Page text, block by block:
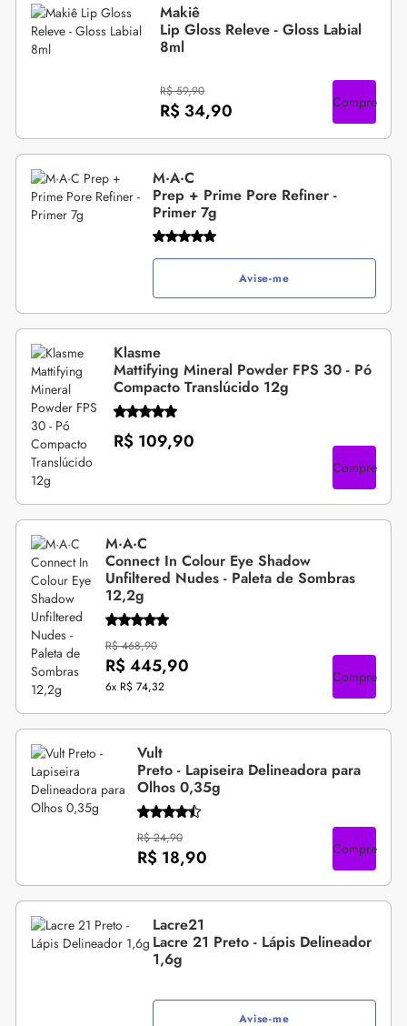
Makiê
Lip Gloss Releve - Gloss Labial
8ml
R$ 59,90
R$ 34,90 Compre
M·A·C
Prep + Prime Pore Refiner -
Primer 7g
Avise-me
Klasme
Mattifying Mineral Powder FPS 30 - Pó
Compacto Translúcido 12g
R$ 109,90
Compre
M·A·C
Connect In Colour Eye Shadow
Unfiltered Nudes - Paleta de Sombras
12,2g
R$ 468,90
R$ 445,90
6x R$ 74,32
Compre
Vult
Preto - Lapiseira Delineadora para
Olhos 0,35g
R$ 24,90
R$ 18,90 Compre
Lacre21
Lacre 21 Preto - Lápis Delineador
1,6g
Avise-me